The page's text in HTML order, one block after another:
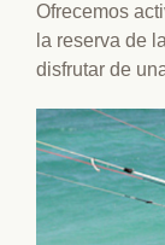
Ofrecemos
la reserva de
disfrutar de